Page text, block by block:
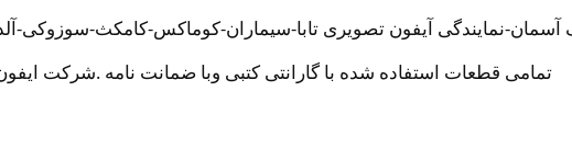
نمایندگی آیفون تصویری تابا-سیماران-کوماکس-کامکث-سوزوکی-
تمامی قطعات استفاده شده با گارانتی کتبی وبا ضمانت نامه .شرکت